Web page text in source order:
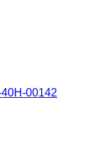
00142